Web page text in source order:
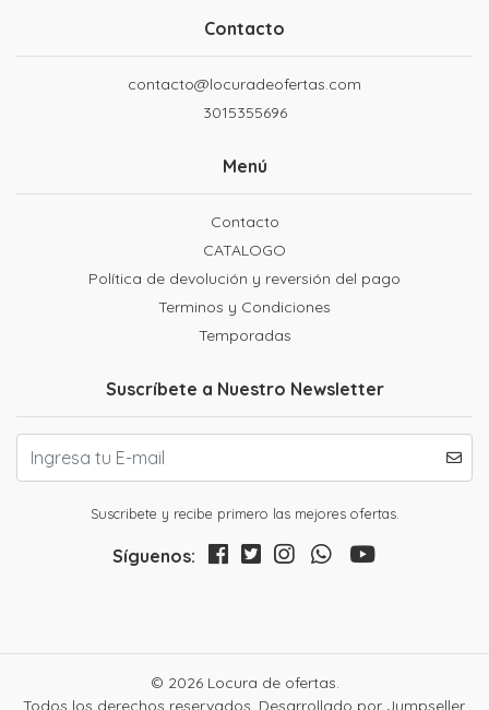
Contacto
contacto@locuradeofertas.com
3015355696
Menú
Contacto
CATALOGO
Política de devolución y reversión del pago
Terminos y Condiciones
Temporadas
Suscríbete a Nuestro Newsletter
Suscribete y recibe primero las mejores ofertas.
Síguenos:
© 2026 Locura de ofertas.
Todos los derechos reservados. Desarrollado por Jumpseller.